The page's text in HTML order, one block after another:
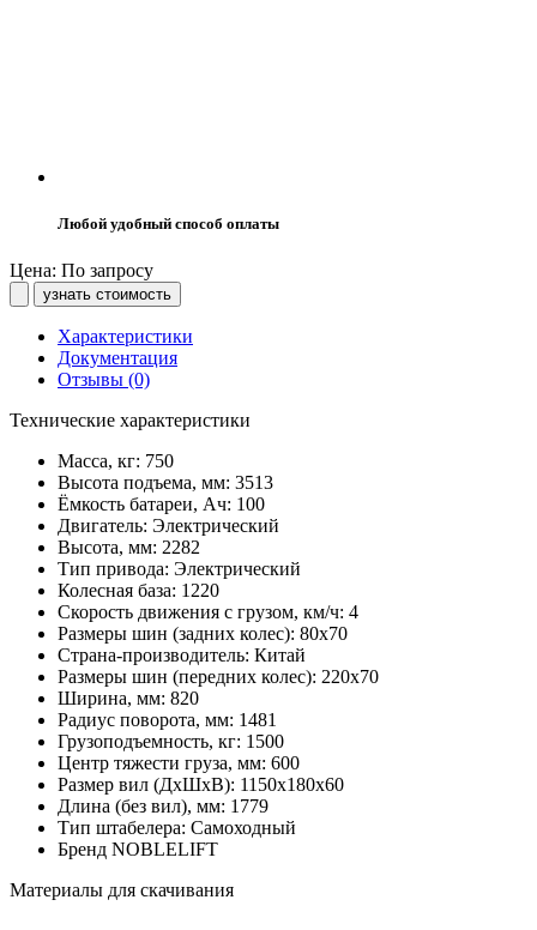
Любой удобный способ оплаты
Цена: По запросу
узнать стоимость
Характеристики
Документация
Отзывы (0)
Технические характеристики
Масса, кг: 750
Высота подъема, мм: 3513
Ёмкость батареи, Ач: 100
Двигатель: Электрический
Высота, мм: 2282
Тип привода: Электрический
Колесная база: 1220
Скорость движения с грузом, км/ч: 4
Размеры шин (задних колес): 80х70
Страна-производитель: Китай
Размеры шин (передних колес): 220х70
Ширина, мм: 820
Радиус поворота, мм: 1481
Грузоподъемность, кг: 1500
Центр тяжести груза, мм: 600
Размер вил (ДхШхВ): 1150х180х60
Длина (без вил), мм: 1779
Тип штабелера: Самоходный
Бренд NOBLELIFT
Материалы для скачивания